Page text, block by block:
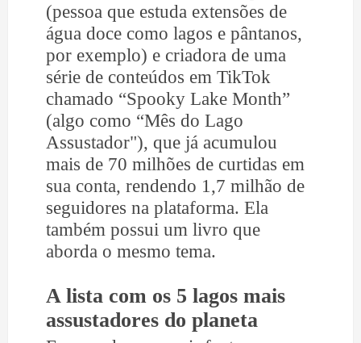
(pessoa que estuda extensões de
água doce como lagos e pântanos,
por exemplo) e criadora de uma
série de conteúdos em TikTok
chamado “Spooky Lake Month”
(algo como “Mês do Lago
Assustador"), que já acumulou
mais de 70 milhões de curtidas em
sua conta, rendendo 1,7 milhão de
seguidores na plataforma. Ela
também possui um livro que
aborda o mesmo tema.
A lista com os 5 lagos mais
assustadores do planeta